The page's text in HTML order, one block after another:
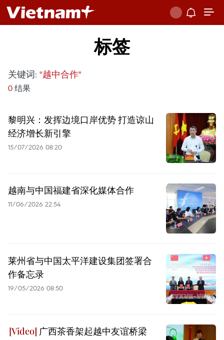
标签
关键词: "越中合作"
0 结果
黎明兴：发挥边境口岸优势 打造谅山
经济增长新引擎
15/07/2026 08:20
越南与中国福建省深化媒体合作
11/06/2026 22:54
莱州省与中国太平洋建设集团签署合
作备忘录
19/05/2026 08:50
广西茶香架起越中友谊桥梁